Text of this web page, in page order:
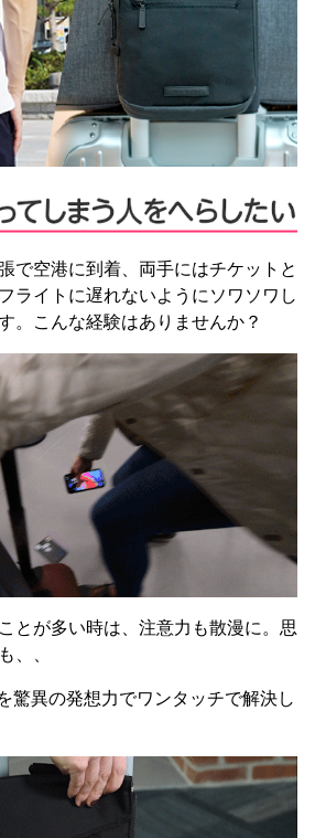
で空港に到着、両手にはチケットと
ライトに遅れないようにソワソワし
。こんな経験はありませんか？
とが多い時は、注意力も散漫に。思
、、
驚異の発想力でワンタッチで解決し